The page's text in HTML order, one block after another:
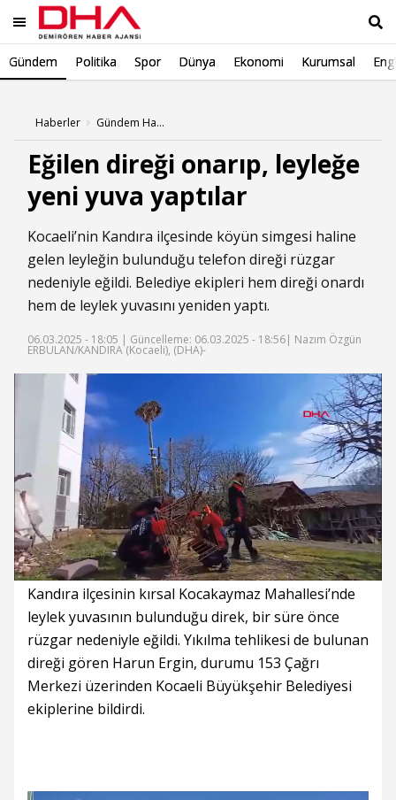
Gündem Politika Spor Dünya Ekonomi Kurumsal
Haberler Gündem Haberleri
Eğilen direği onarıp, leyleğe
yeni yuva yaptılar
Kocaeli’nin Kandıra ilçesinde köyün simgesi haline
gelen leyleğin bulunduğu telefon direği rüzgar
nedeniyle eğildi. Belediye ekipleri hem direği onardı
hem de leylek yuvasını yeniden yaptı.
06.03.2025 - 18:05 | Güncelleme: 06.03.2025 - 18:56| Nazım Özgün
ERBULAN/KANDIRA (Kocaeli), (DHA)-
Süre
/
Toplam
Süre Yüklendi:
0%
Yükleniyor:
0%
Kandıra ilçesinin kırsal Kocakaymaz Mahallesi’nde
leylek yuvasının bulunduğu direk, bir süre önce
rüzgar nedeniyle eğildi. Yıkılma tehlikesi de bulunan
direği gören Harun Ergin, durumu 153 Çağrı
Merkezi üzerinden Kocaeli Büyükşehir Belediyesi
ekiplerine bildirdi.